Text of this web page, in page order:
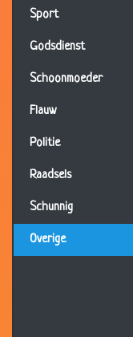
Sport
Godsdienst
Schoonmoeder
Flauw
Politie
Raadsels
Schunnig
Overige